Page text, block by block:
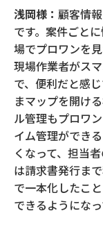
浅岡様： 顧客情
です。案件ごと
場でプロワンを
現場作業者がス
で、便利だと感
まマップを開け
ル管理もプロワ
イム管理ができ
くなって、担当
は請求書発行ま
で一本化したこ
できるようにな